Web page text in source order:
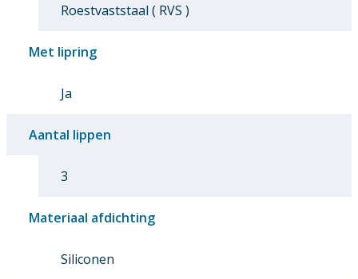
Roestvaststaal ( RVS )
Met lipring
Ja
Aantal lippen
3
Materiaal afdichting
Siliconen